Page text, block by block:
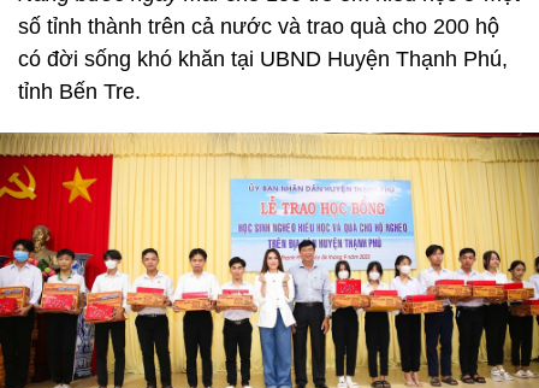
số tỉnh thành trên cả nước và trao quà cho 200 hộ
có đời sống khó khăn tại UBND Huyện Thạnh Phú,
tỉnh Bến Tre.